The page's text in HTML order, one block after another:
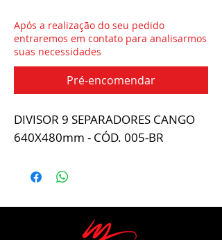
Após a realização do seu pedido
entraremos em contato para analisarmos
suas necessidades
Pré-encomendar
DIVISOR 9 SEPARADORES CANGO
640X480mm - CÓD. 005-BR